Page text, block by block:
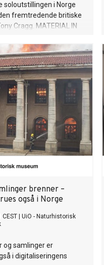
soloutstillingen i Norge
fremtredende britiske
Cragg. MATERIAL IN
Sveaas’
Christen Sveaas’
brenner –
også i Norge
UiO - Naturhistorisk
og samlinger er
i digitaliseringens